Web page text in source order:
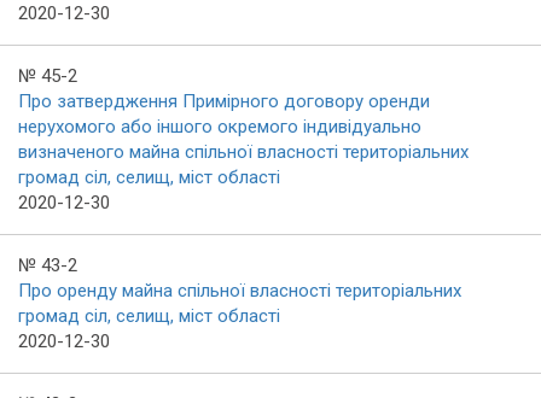
2020-12-30
№ 45-2
Про затвердження Примірного договору оренди
нерухомого або іншого окремого індивідуально
визначеного майна спільної власності територіальних
громад сіл, селищ, міст області
2020-12-30
№ 43-2
Про оренду майна спільної власності територіальних
громад сіл, селищ, міст області
2020-12-30